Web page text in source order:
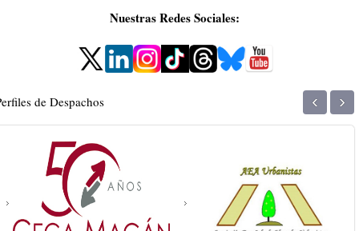
Nuestras Redes Sociales:
de Despachos ‹ ›